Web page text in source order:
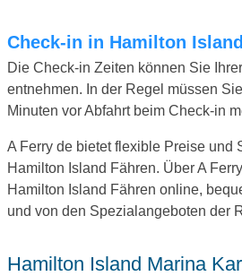
Check-in in Hamilton
Die Check-in Zeiten können Sie
entnehmen. In der Regel müssen
Minuten vor Abfahrt beim Check-in
A Ferry de bietet flexible Preise und
Hamilton Island Fähren. Über A
Hamilton Island Fähren online,
und von den Spezialangeboten der
Hamilton Island Marina